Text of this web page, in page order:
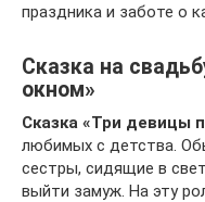
праздника и заботе о
Сказка на
окном»
Сказка «Три девицы
любимых с детства.
сестры, сидящие в
выйти замуж. На эту